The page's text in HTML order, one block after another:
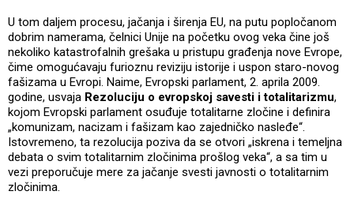
U tom daljem procesu, jačanja i širenja EU, na putu popločanom
dobrim namerama, čelnici Unije na početku ovog veka čine još
nekoliko katastrofalnih grešaka u pristupu građenja nove Evrope,
čime omogućavaju furioznu reviziju istorije i uspon staro-novog
fašizama u Evropi. Naime, Evropski parlament, 2. aprila 2009.
godine, usvaja Rezoluciju o evropskoj savesti i totalitarizmu,
kojom Evropski parlament osuđuje totalitarne zločine i definira
„komunizam, nacizam i fašizam kao zajedničko nasleđe“.
Istovremeno, ta rezolucija poziva da se otvori „iskrena i temeljna
debata o svim totalitarnim zločinima prošlog veka“, a sa tim u
vezi preporučuje mere za jačanje svesti javnosti o totalitarnim
zločinima.